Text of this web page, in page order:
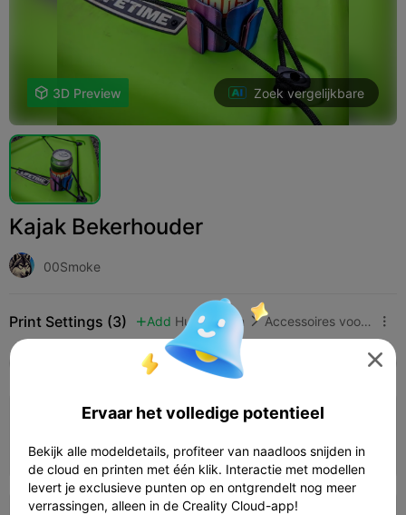
 3D Preview Zoek vergelijkbare
Kajak Bekerhouder
00Smoke
Print Settings (3)  Add Huishouden  Accessoires voor huishoudelijke apparaten 
K2 Plus K2 Pro
0.2mm layer, 3 walls, 15% infill
 01h 41m  1 plates  61.23g

Ervaar het volledige potentieel
Bekijk alle modeldetails, profiteer van naadloos snijden in
de cloud en printen met één klik. Interactie met modellen
levert je exclusieve punten op en ontgrendelt nog meer
verrassingen, alleen in de Creality Cloud-app!